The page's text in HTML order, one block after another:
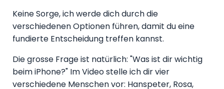
Keine Sorge, ich werde dich durch die
verschiedenen Optionen führen, damit du eine
fundierte Entscheidung treffen kannst.
Die grosse Frage ist natürlich: "Was ist dir wichtig
beim iPhone?" Im Video stelle ich dir vier
verschiedene Menschen vor: Hanspeter, Rosa,